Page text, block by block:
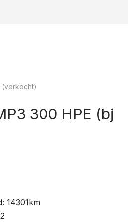
(verkocht)
300 HPE (bj
14301km